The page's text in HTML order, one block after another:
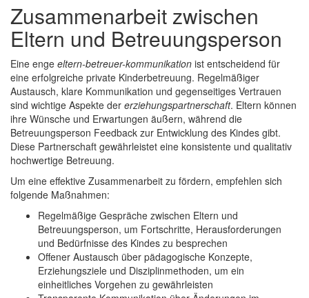
Zusammenarbeit zwischen
Eltern und Betreuungsperson
Eine enge eltern-betreuer-kommunikation ist entscheidend für
eine erfolgreiche private Kinderbetreuung. Regelmäßiger
Austausch, klare Kommunikation und gegenseitiges Vertrauen
sind wichtige Aspekte der erziehungspartnerschaft. Eltern können
ihre Wünsche und Erwartungen äußern, während die
Betreuungsperson Feedback zur Entwicklung des Kindes gibt.
Diese Partnerschaft gewährleistet eine konsistente und qualitativ
hochwertige Betreuung.
Um eine effektive Zusammenarbeit zu fördern, empfehlen sich
folgende Maßnahmen:
Regelmäßige Gespräche zwischen Eltern und
Betreuungsperson, um Fortschritte, Herausforderungen
und Bedürfnisse des Kindes zu besprechen
Offener Austausch über pädagogische Konzepte,
Erziehungsziele und Disziplinmethoden, um ein
einheitliches Vorgehen zu gewährleisten